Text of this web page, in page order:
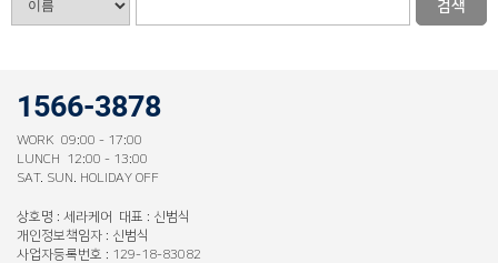
검색
1566-3878
WORK 09:00 - 17:00
LUNCH 12:00 - 13:00
SAT. SUN. HOLIDAY OFF
상호명 : 세라케어 대표 : 신범식
개인정보책임자 : 신범식
사업자등록번호 : 129-18-83082